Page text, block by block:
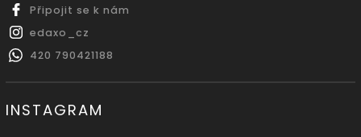
Připojit se k nám
edaxo_cz
420 790421188
INSTAGRAM